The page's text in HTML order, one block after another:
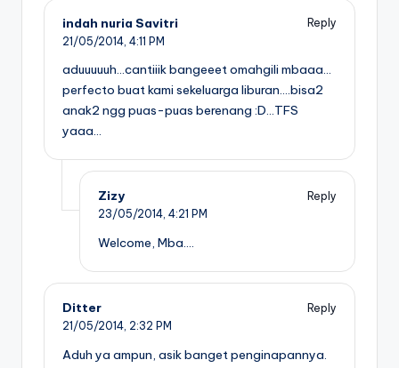
indah nuria Savitri
Reply
21/05/2014, 4:11 PM
aduuuuuh…cantiiik bangeeet omahgili mbaaa…
perfecto buat kami sekeluarga liburan….bisa2
anak2 ngg puas-puas berenang :D…TFS
yaaa…
Zizy
Reply
23/05/2014, 4:21 PM
Welcome, Mba….
Ditter
Reply
21/05/2014, 2:32 PM
Aduh ya ampun, asik banget penginapannya.